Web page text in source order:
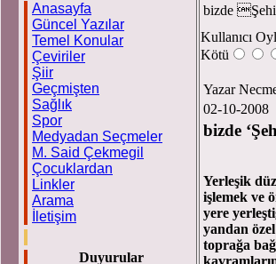
Anasayfa
Güncel Yazılar
Temel Konular
Çeviriler
Şiir
Geçmişten
Sağlık
Spor
Medyadan Seçmeler
M. Said Çekmegil
Çocuklardan
Linkler
Arama
İletişim
Duyurular
bizde
Kullanıcı
Kötü
Yazar
02-10-2008
bizde
Yerleşik
işlemek ve
yere
yandan
toprağa